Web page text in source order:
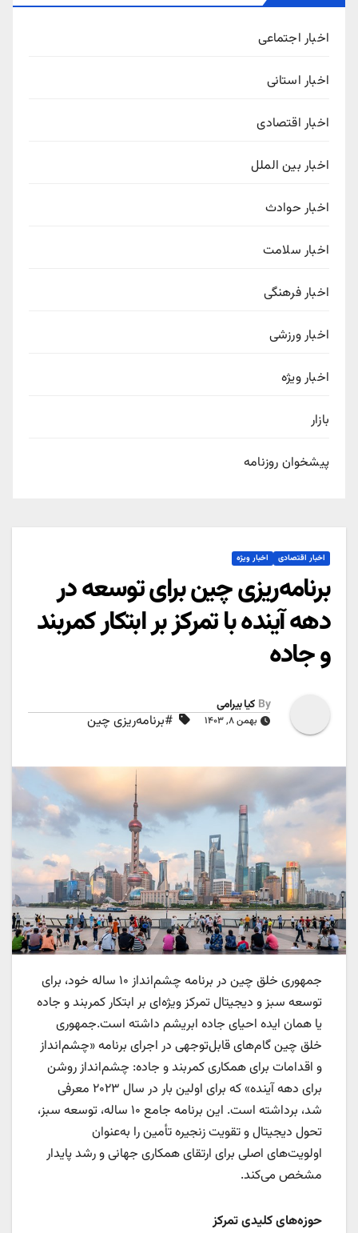
اخبار اجتماعی
اخبار استانی
اخبار اقتصادی
اخبار بین الملل
اخبار حوادث
اخبار سلامت
اخبار فرهنگی
اخبار ورزشی
اخبار ویژه
بازار
پیشخوان روزنامه
اخبار اقتصادی اخبار ویژه
برنامه‌ریزی چین برای توسعه در
دهه آینده با تمرکز بر ابتکار کمربند
و جاده
By کیا بیرامی
بهمن ۸, ۱۴۰۳ #برنامه‌ریزی چین
جمهوری خلق چین در برنامه چشم‌انداز ۱۰ ساله خود، برای
توسعه سبز و دیجیتال تمرکز ویژه‌ای بر ابتکار کمربند و جاده
یا همان ایده احیای جاده ابریشم داشته است.جمهوری
خلق چین گام‌های قابل‌توجهی در اجرای برنامه «چشم‌انداز
و اقدامات برای همکاری کمربند و جاده: چشم‌انداز روشن
برای دهه آینده» که برای اولین بار در سال ۲۰۲۳ معرفی
شد، برداشته است. این برنامه جامع ۱۰ ساله، توسعه سبز،
تحول دیجیتال و تقویت زنجیره تأمین را به‌عنوان
اولویت‌های اصلی برای ارتقای همکاری جهانی و رشد پایدار
مشخص می‌کند.
حوزه‌های کلیدی تمرکز